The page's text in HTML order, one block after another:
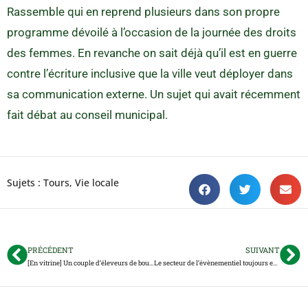
Rassemble qui en reprend plusieurs dans son propre
programme dévoilé à l’occasion de la journée des droits
des femmes. En revanche on sait déjà qu’il est en guerre
contre l’écriture inclusive que la ville veut déployer dans
sa communication externe. Un sujet qui avait récemment
fait débat au conseil municipal.
Sujets : Tours, Vie locale
PRÉCÉDENT
[En vitrine] Un couple d’éleveurs de bouledogues ouvre un paradis pour chiens et chats à Tours
SUIVANT
Le secteur de l’évènementiel toujours en attente de réponses concrètes